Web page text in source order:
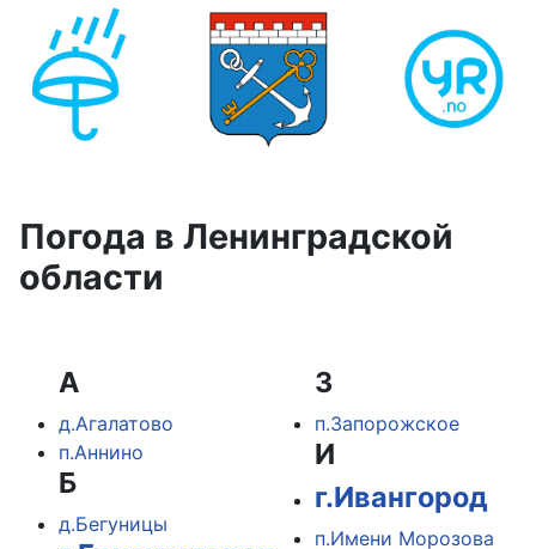
Погода в Ленинградской
области
А
д.Агалатово
п.Аннино
Б
д.Бегуницы
З
п.Запорожское
И
г.Ивангород
п.Имени Морозова